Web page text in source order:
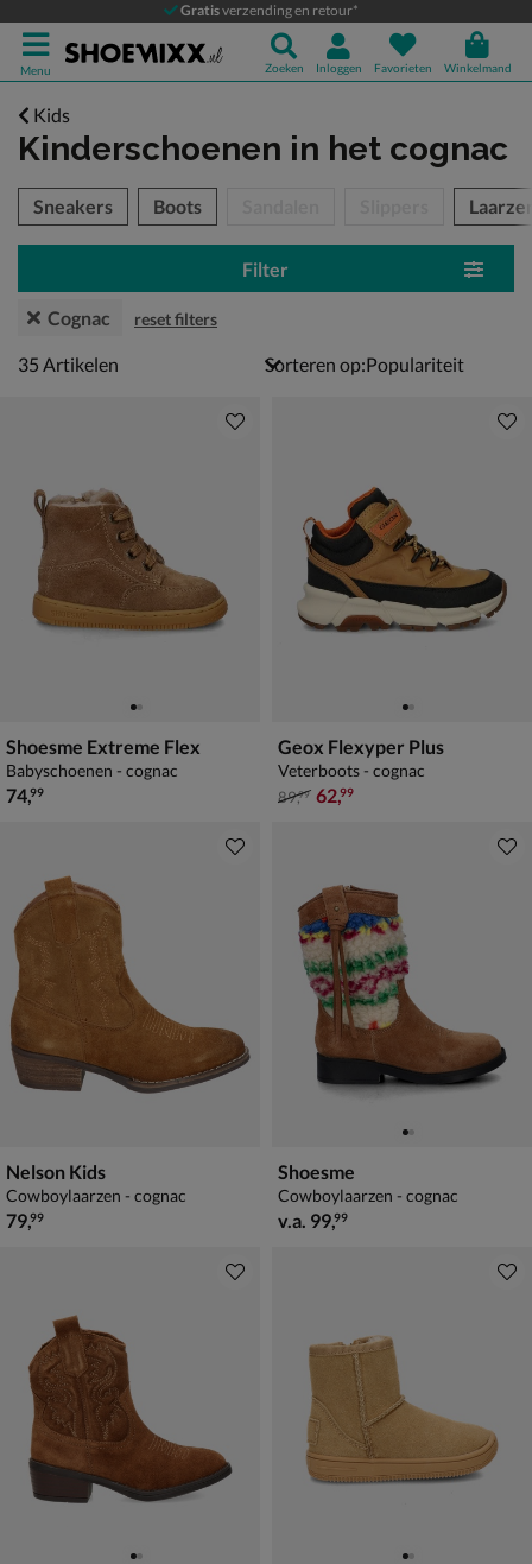
Gratisverzending en retour*
Menu Zoeken Inloggen Favorieten Winkelmand
Kids
Kinderschoenen in het cognac
over
Sneakers Boots
Filter
Cognac reset filters
35 artikelen
35 Artikelen Sorteren op:
Shoesme Extreme Flex
Babyschoenen - cognac
€ 74,99
74,99
Geox Flexyper Plus
Veterboots - cognac
van € 89,99 voor € 62,99
89,99 62,99
Nelson Kids
Cowboylaarzen - cognac
€ 79,99
79,99
Shoesme
Cowboylaarzen - cognac
vanaf € 99,99
v.a. 99,99